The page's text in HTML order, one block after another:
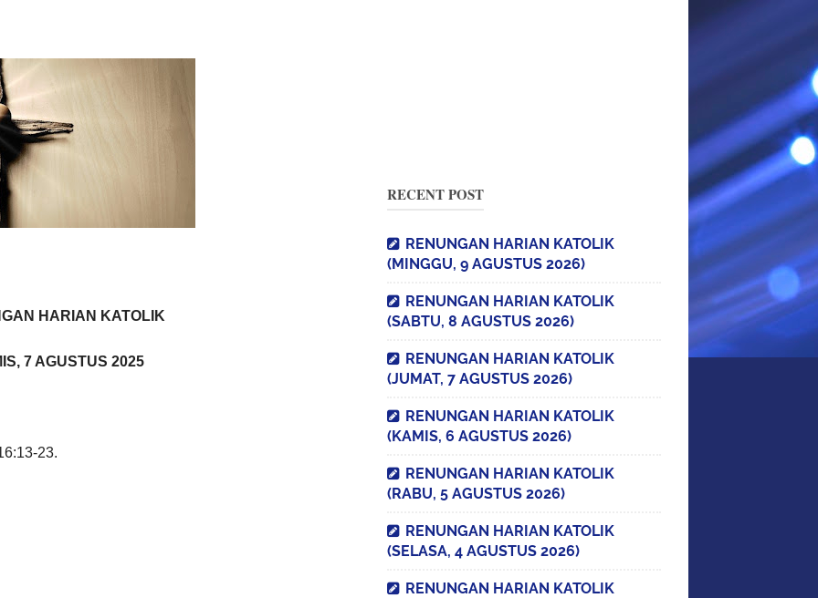
HARIAN KATOLIK
7 AGUSTUS 2025
23.
RECENT POST
RENUNGAN HARIAN KATOLIK
(MINGGU, 9 AGUSTUS 2026)
RENUNGAN HARIAN KATOLIK
(SABTU, 8 AGUSTUS 2026)
RENUNGAN HARIAN KATOLIK
(JUMAT, 7 AGUSTUS 2026)
RENUNGAN HARIAN KATOLIK
(KAMIS, 6 AGUSTUS 2026)
RENUNGAN HARIAN KATOLIK
(RABU, 5 AGUSTUS 2026)
RENUNGAN HARIAN KATOLIK
(SELASA, 4 AGUSTUS 2026)
RENUNGAN HARIAN KATOLIK